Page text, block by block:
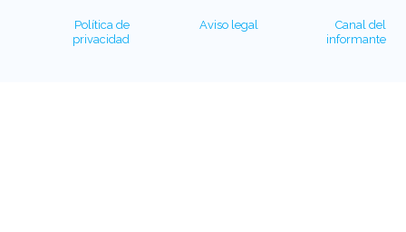
Política de
privacidad
Aviso legal
Canal del
informante